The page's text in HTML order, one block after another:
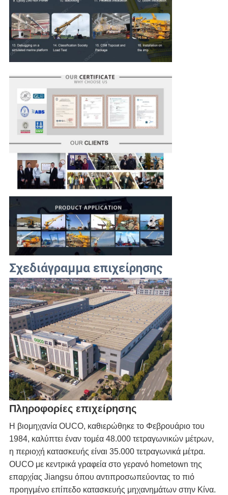
Σχεδιάγραμμα επιχείρησης
Πληροφορίες επιχείρησης
Η βιομηχανία OUCO, καθιερώθηκε το Φεβρουάριο του
1984, καλύπτει έναν τομέα 48.000 τετραγωνικών μέτρων,
η περιοχή κατασκευής είναι 35.000 τετραγωνικά μέτρα.
OUCO με κεντρικά γραφεία στο γερανό hometown της
επαρχίας Jiangsu όπου αντιπροσωπεύοντας το πιό
προηγμένο επίπεδο κατασκευής μηχανημάτων στην Κίνα.